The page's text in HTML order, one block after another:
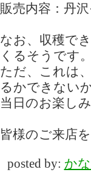
販売内容：丹
なお、収穫で
くるそうです
ただ、これは
るかできない
当日のお楽し
皆様のご来店
posted by: か